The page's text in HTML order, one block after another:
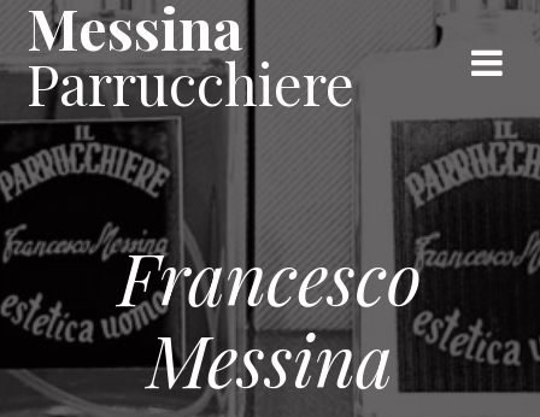
Messina
Parrucchiere
Francesco
Messina